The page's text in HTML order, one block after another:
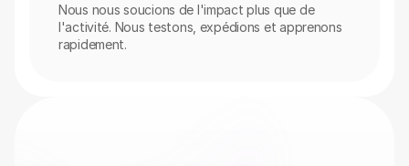
Nous nous soucions de l'impact plus que de
l'activité. Nous testons, expédions et apprenons
rapidement.